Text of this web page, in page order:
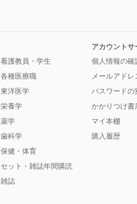
看護教員・学生
各種医療職
東洋医学
栄養学
薬学
歯科学
保健・体育
セット・雑誌年間購読
雑誌
アカウントサ
個人情報の確
メールアド
パスワードの
かかりつけ書
マイ本棚
購入履歴